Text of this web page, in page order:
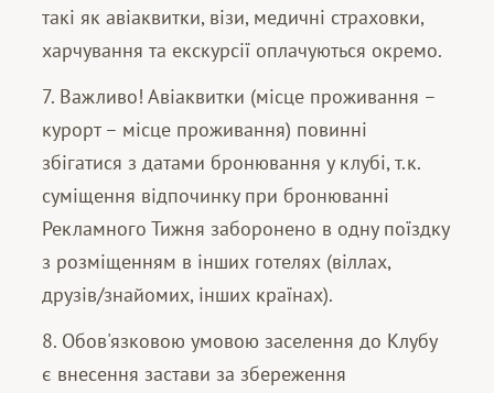
такі як авіаквитки, візи, медичні страховки,
харчування та екскурсії оплачуються окремо.
7. Важливо! Авіаквитки (місце проживання –
курорт – місце проживання) повинні
збігатися з датами бронювання у клубі, т.к.
суміщення відпочинку при бронюванні
Рекламного Тижня заборонено в одну поїздку
з розміщенням в інших готелях (віллах,
друзів/знайомих, інших країнах).
8. Обов'язковою умовою заселення до Клубу
є внесення застави за збереження